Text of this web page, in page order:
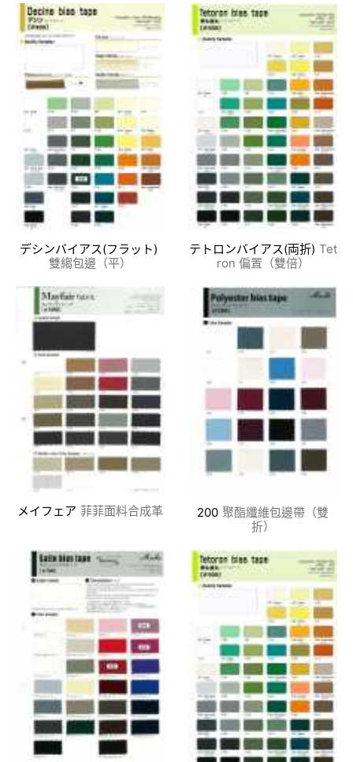
デシンバイアス(フラット)
雙縐包邊（平）
テトロンバイアス(両折) Tet
ron 偏置（雙倍）
メイフェア 菲菲面料合成革 200 聚酯纖維包邊帶（雙
折）